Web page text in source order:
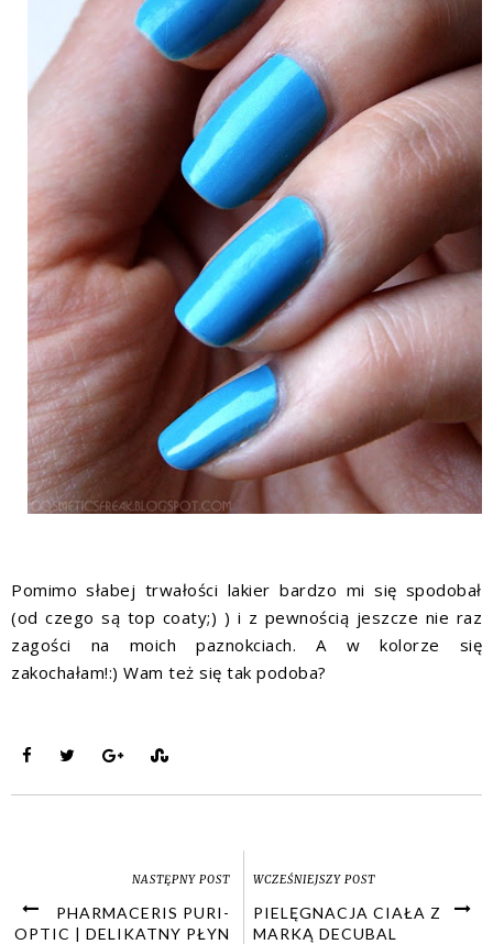
Pomimo słabej trwałości lakier bardzo mi się spodobał
(od czego są top coaty;) ) i z pewnością jeszcze nie raz
zagości na moich paznokciach. A w kolorze się
zakochałam!:) Wam też się tak podoba?
NASTĘPNY POST
PHARMACERIS PURI-
OPTIC | DELIKATNY PŁYN
WCZEŚNIEJSZY POST
PIELĘGNACJA CIAŁA Z
MARKĄ DECUBAL